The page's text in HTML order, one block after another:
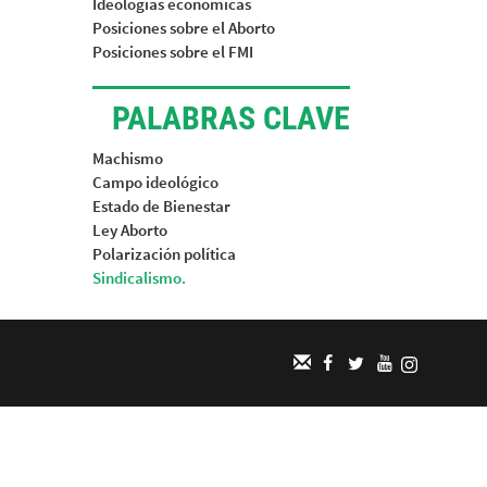
Posiciones sobre el Aborto
Posiciones sobre el FMI
PALABRAS CLAVE
Machismo
Campo ideológico
Estado de Bienestar
Ley Aborto
Polarización política
Sindicalismo.